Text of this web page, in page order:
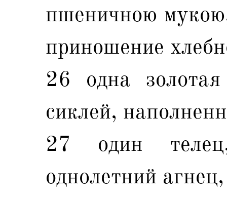
пшеничною
приношение
26 одна
сиклей,
27 один
однолетний